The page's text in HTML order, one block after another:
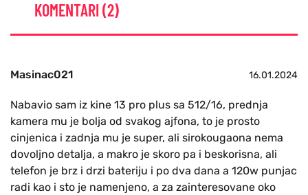
KOMENTARI (2)
Masinac021 16.01.2024
Nabavio sam iz kine 13 pro plus sa 512/16, prednja
kamera mu je bolja od svakog ajfona, to je prosto
cinjenica i zadnja mu je super, ali sirokougaona nema
dovoljno detalja, a makro je skoro pa i beskorisna, ali
telefon je brz i drzi bateriju i po dva dana a 120w punjac
radi kao i sto je namenjeno, a za zainteresovane oko